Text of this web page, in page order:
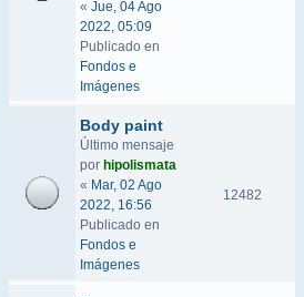
« Jue, 04 Ago
2022, 05:09
Publicado en
Fondos e
Imágenes
Body paint
Último mensaje
por hipolismata
« Mar, 02 Ago
2022, 16:56
Publicado en
Fondos e
Imágenes
12482